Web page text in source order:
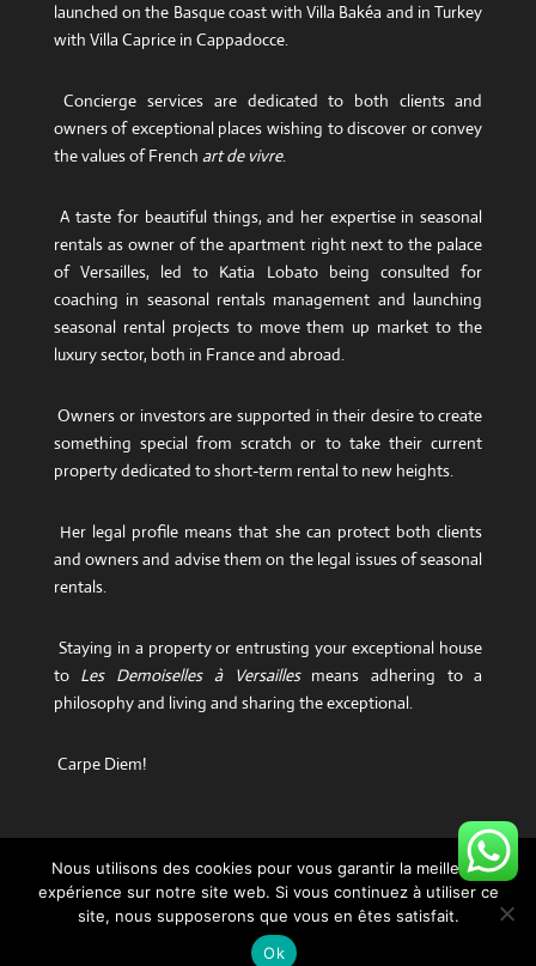
launched on the Basque coast with Villa Bakéa and in Turkey
with Villa Caprice in Cappadocce.
Concierge services are dedicated to both clients and
owners of exceptional places wishing to discover or convey
the values ​​of French art de vivre.
A taste for beautiful things, and her expertise in seasonal
rentals as owner of the apartment right next to the palace
of Versailles, led to Katia Lobato being consulted for
coaching in seasonal rentals management and launching
seasonal rental projects to move them up market to the
luxury sector, both in France and abroad.
Owners or investors are supported in their desire to create
something special from scratch or to take their current
property dedicated to short-term rental to new heights.
Her legal profile means that she can protect both clients
and owners and advise them on the legal issues of seasonal
rentals.
Staying in a property or entrusting your exceptional house
to Les Demoiselles à Versaillesmeans adhering to a
philosophy and living and sharing the exceptional.
Carpe Diem!
Legal notice
Nous utilisons des cookies pour vous garantir la meilleure
expérience sur notre site web. Si vous continuez à utiliser ce
site, nous supposerons que vous en êtes satisfait.
Ok